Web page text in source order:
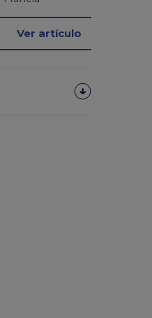
Ver artículo